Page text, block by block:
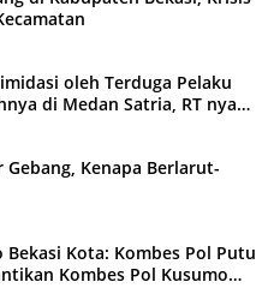
oleh Terduga Pelaku
di Medan Satria, RT nya
Gebang, Kenapa Berlarut-
Kota: Kombes Pol Putu
Kombes Pol Kusumo